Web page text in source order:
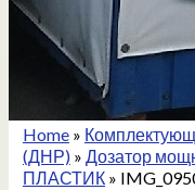
Home»
(ДНР)» Дозатор
ПЛАСТИК»